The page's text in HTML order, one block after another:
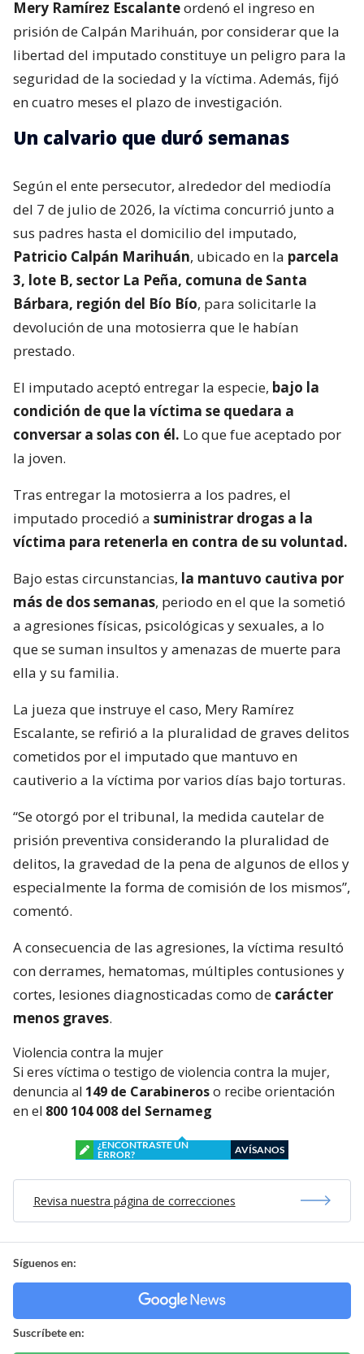
Mery Ramírez Escalanteordenó el ingreso en
prisión de Calpán Marihuán, por considerar que la
libertad del imputado constituye un peligro para la
seguridad de la sociedad y la víctima. Además, fijó
en cuatro meses el plazo de investigación.
Un calvario que duró semanas
Según el ente persecutor, alrededor del mediodía
del 7 de julio de 2026, la víctima concurrió junto a
sus padres hasta el domicilio del imputado,
Patricio Calpán Marihuán, ubicado en la parcela
3, lote B, sector La Peña, comuna de Santa
Bárbara, región del Bío Bío, para solicitarle la
devolución de una motosierra que le habían
prestado.
El imputado aceptó entregar la especie, bajo la
condición de que la víctima se quedara a
conversar a solas con él. Lo que fue aceptado por
la joven.
Tras entregar la motosierra a los padres, el
imputado procedió a suministrar drogas a la
víctima para retenerla en contra de su voluntad.
Bajo estas circunstancias, la mantuvo cautiva por
más de dos semanas, periodo en el que la sometió
a agresiones físicas, psicológicas y sexuales, a lo
que se suman insultos y amenazas de muerte para
ella y su familia.
La jueza que instruye el caso, Mery Ramírez
Escalante, se refirió a la pluralidad de graves delitos
cometidos por el imputado que mantuvo en
cautiverio a la víctima por varios días bajo torturas.
“Se otorgó por el tribunal, la medida cautelar de
prisión preventiva considerando la pluralidad de
delitos, la gravedad de la pena de algunos de ellos y
especialmente la forma de comisión de los mismos”,
comentó.
A consecuencia de las agresiones, la víctima resultó
con derrames, hematomas, múltiples contusiones y
cortes, lesiones diagnosticadas como de carácter
menos graves.
Violencia contra la mujer
Si eres víctima o testigo de violencia contra la mujer,
denuncia al 149 de Carabineroso recibe orientación
en el 800 104 008 del Sernameg
¿ENCONTRASTE UN
ERROR?
AVÍSANOS
Revisa nuestra página de correcciones
Síguenos en:
Suscríbete en: